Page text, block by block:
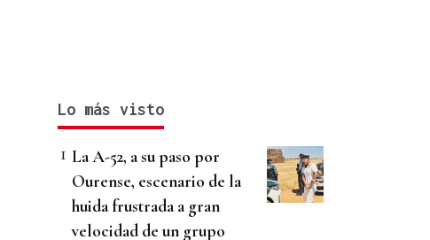
Lo más visto
La A-52, a su paso por
Ourense, escenario de la
huida frustrada a gran
velocidad de un grupo